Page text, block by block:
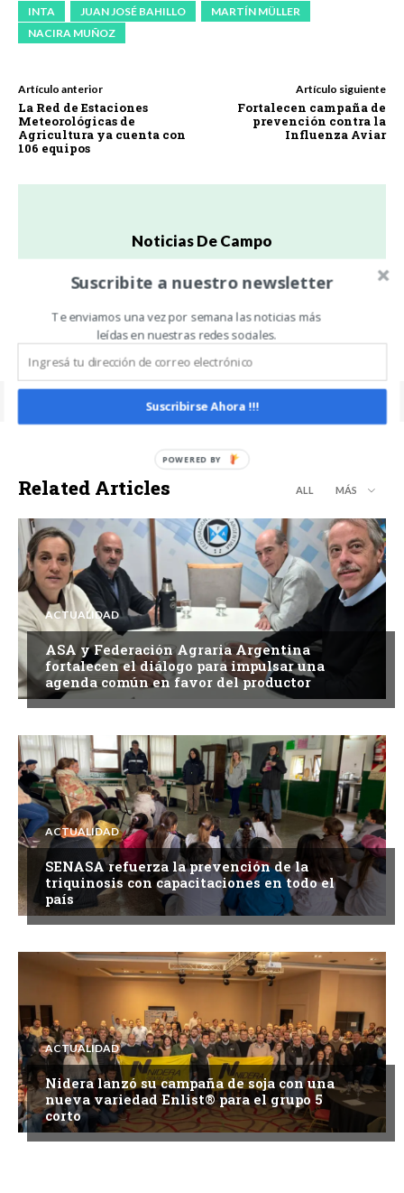
INTA JUAN JOSÉ BAHILLO
MARTÍN MÜLLER
NACIRA MUÑOZ
Artículo anterior
La Red de Estaciones
Meteorológicas de
Agricultura ya cuenta con
106 equipos
Artículo siguiente
Fortalecen campaña de
prevención contra la
Influenza Aviar
Noticias De Campo
Todas las Noticias de Campo en un sólo lugar.
Related Articles ALL MÁS
ACTUALIDAD
ASA y Federación Agraria Argentina
fortalecen el diálogo para impulsar una
agenda común en favor del productor
ACTUALIDAD
SENASA refuerza la prevención de la
triquinosis con capacitaciones en todo el
país
ACTUALIDAD
Nidera lanzó su campaña de soja con una
nueva variedad Enlist® para el grupo 5
corto
Suscribite a nuestro newsletter
Te enviamos una vez por semana las noticias más
leídas en nuestras redes sociales.
Suscribirse Ahora !!!